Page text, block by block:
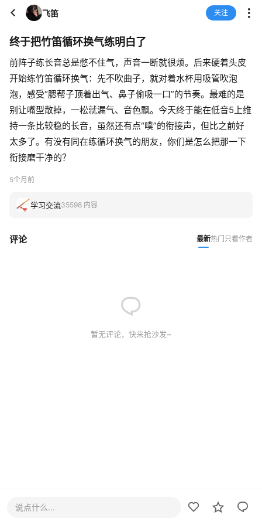
飞笛 关注
终于把竹笛循环换气练明白了
前阵子练长音总是憋不住气，声音一断就很烦。后来硬着头皮
开始练竹笛循环换气：先不吹曲子，就对着水杯用吸管吹泡
泡，感受“腮帮子顶着出气、鼻子偷吸一口”的节奏。最难的是
别让嘴型散掉，一松就漏气、音色飘。今天终于能在低音5上维
持一条比较稳的长音，虽然还有点“噗”的衔接声，但比之前好
太多了。有没有同在练循环换气的朋友，你们是怎么把那一下
衔接磨干净的？
5个月前
学习交流35598 内容
评论 最新热门 只看作者
暂无评论，快来抢沙发~
说点什么...